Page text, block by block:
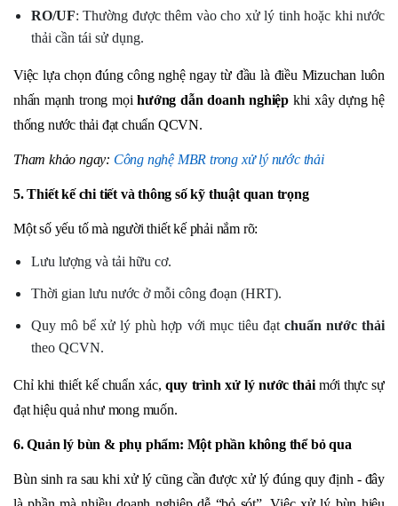
RO/UF: Thường được thêm vào cho xử lý tinh hoặc khi nước
thải cần tái sử dụng.
Việc lựa chọn đúng công nghệ ngay từ đầu là điều Mizuchan luôn
nhấn mạnh trong mọihướng dẫn doanh nghiệpkhi xây dựng hệ
thống nước thải đạt chuẩn QCVN.
Tham khảo ngay: Công nghệ MBR trong xử lý nước thải
5. Thiết kế chi tiết và thông số kỹ thuật quan trọng
Một số yếu tố mà người thiết kế phải nắm rõ:
Lưu lượng và tải hữu cơ.
Thời gian lưu nước ở mỗi công đoạn (HRT).
Quy mô bể xử lý phù hợp với mục tiêu đạt chuẩn nước thải
theo QCVN.
Chỉ khi thiết kế chuẩn xác, quy trình xử lý nước thảimới thực sự
đạt hiệu quả như mong muốn.
6. Quản lý bùn & phụ phẩm: Một phần không thể bỏ qua
Bùn sinh ra sau khi xử lý cũng cần được xử lý đúng quy định - đây